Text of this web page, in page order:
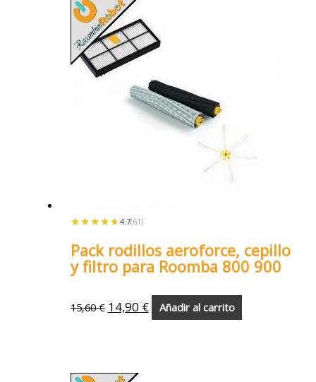
★★★★★
★★★★★ 4.7(61)
Pack rodillos aeroforce, cepillo
y filtro para Roomba 800 900
15,60€ 14,90 € Añadir al carrito